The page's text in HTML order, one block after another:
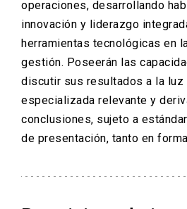
operaciones, desarrollando
innovación y liderazgo
herramientas tecnológicas en
gestión. Poseerán las
discutir sus resultados a la luz
especializada relevante y
conclusiones, sujeto a
de presentación, tanto en